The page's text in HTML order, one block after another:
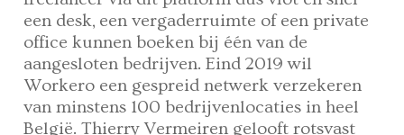
een desk, een vergaderruimte of een private
office kunnen boeken bij één van de
aangesloten bedrijven. Eind 2019 wil
Workero een gespreid netwerk verzekeren
van minstens 100 bedrijvenlocaties in heel
België. Thierry Vermeiren gelooft rotsvast